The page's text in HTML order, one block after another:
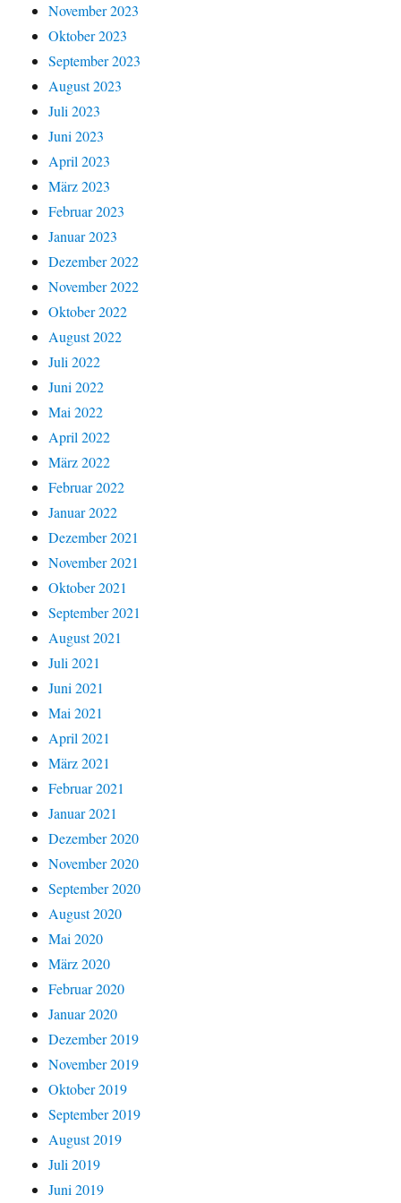
November 2023
Oktober 2023
September 2023
August 2023
Juli 2023
Juni 2023
April 2023
März 2023
Februar 2023
Januar 2023
Dezember 2022
November 2022
Oktober 2022
August 2022
Juli 2022
Juni 2022
Mai 2022
April 2022
März 2022
Februar 2022
Januar 2022
Dezember 2021
November 2021
Oktober 2021
September 2021
August 2021
Juli 2021
Juni 2021
Mai 2021
April 2021
März 2021
Februar 2021
Januar 2021
Dezember 2020
November 2020
September 2020
August 2020
Mai 2020
März 2020
Februar 2020
Januar 2020
Dezember 2019
November 2019
Oktober 2019
September 2019
August 2019
Juli 2019
Juni 2019